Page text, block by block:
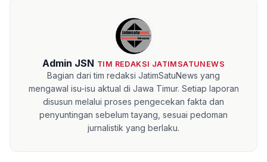
Admin JSN TIM REDAKSI JATIMSATUNEWS
Bagian dari tim redaksi JatimSatuNews yang
mengawal isu-isu aktual di Jawa Timur. Setiap laporan
disusun melalui proses pengecekan fakta dan
penyuntingan sebelum tayang, sesuai pedoman
jurnalistik yang berlaku.